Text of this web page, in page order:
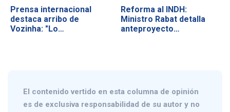
Prensa internacional
destaca arribo de
Vozinha: "Lo…
Reforma al INDH:
Ministro Rabat detalla
anteproyecto…
El contenido vertido en esta columna de opinión
es de exclusiva responsabilidad de su autor y no